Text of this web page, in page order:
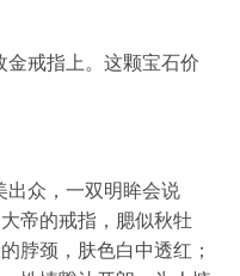
金戒指上。这颗宝石价
出众，一双明眸会说
帝的戒指，腮似秋牡
脖颈，肤色白中透红；